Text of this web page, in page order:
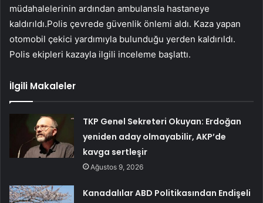
müdahalelerinin ardından ambulansla hastaneye
kaldırıldı.Polis çevrede güvenlik önlemi aldı. Kaza yapan
otomobil çekici yardımıyla bulunduğu yerden kaldırıldı.
Polis ekipleri kazayla ilgili inceleme başlattı.
İlgili Makaleler
TKP Genel Sekreteri Okuyan: Erdoğan
yeniden aday olmayabilir, AKP’de
kavga sertleşir
Ağustos 9, 2026
Kanadalılar ABD Politikasından Endişeli